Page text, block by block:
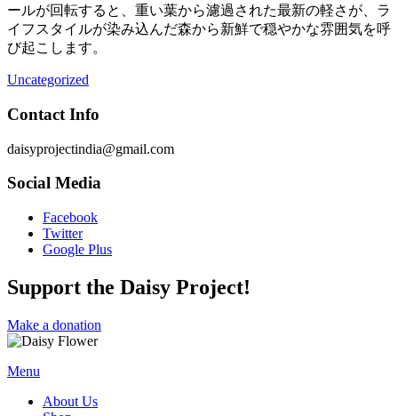
ールが回転すると、重い葉から濾過された最新の軽さが、ラ
イフスタイルが染み込んだ森から新鮮で穏やかな雰囲気を呼
び起こします。
Uncategorized
Contact Info
daisyprojectindia@gmail.com
Social Media
Facebook
Twitter
Google Plus
Support the Daisy Project!
Make a donation
Menu
About Us